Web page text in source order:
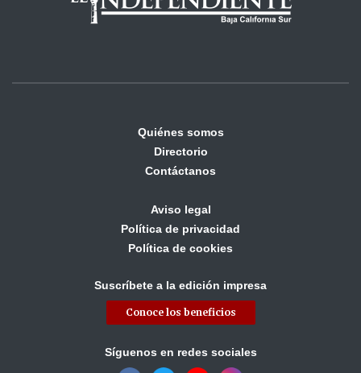
Quiénes somos
Directorio
Contáctanos
Aviso legal
Política de privacidad
Política de cookies
Suscríbete a la edición impresa
Conoce los beneficios
Síguenos en redes sociales